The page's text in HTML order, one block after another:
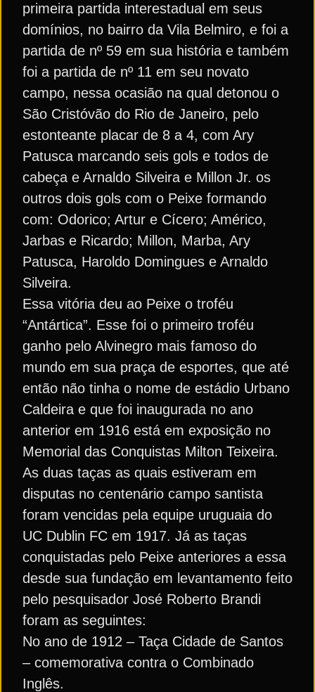
primeira partida interestadual em seus
domínios, no bairro da Vila Belmiro, e foi a
partida de nº 59 em sua história e também
foi a partida de nº 11 em seu novato
campo, nessa ocasião na qual detonou o
São Cristóvão do Rio de Janeiro, pelo
estonteante placar de 8 a 4, com Ary
Patusca marcando seis gols e todos de
cabeça e Arnaldo Silveira e Millon Jr. os
outros dois gols com o Peixe formando
com: Odorico; Artur e Cícero; Américo,
Jarbas e Ricardo; Millon, Marba, Ary
Patusca, Haroldo Domingues e Arnaldo
Silveira.
Essa vitória deu ao Peixe o troféu
“Antártica”. Esse foi o primeiro troféu
ganho pelo Alvinegro mais famoso do
mundo em sua praça de esportes, que até
então não tinha o nome de estádio Urbano
Caldeira e que foi inaugurada no ano
anterior em 1916 está em exposição no
Memorial das Conquistas Milton Teixeira.
As duas taças as quais estiveram em
disputas no centenário campo santista
foram vencidas pela equipe uruguaia do
UC Dublin FC em 1917. Já as taças
conquistadas pelo Peixe anteriores a essa
desde sua fundação em levantamento feito
pelo pesquisador José Roberto Brandi
foram as seguintes:
No ano de 1912 – Taça Cidade de Santos
– comemorativa contra o Combinado
Inglês.